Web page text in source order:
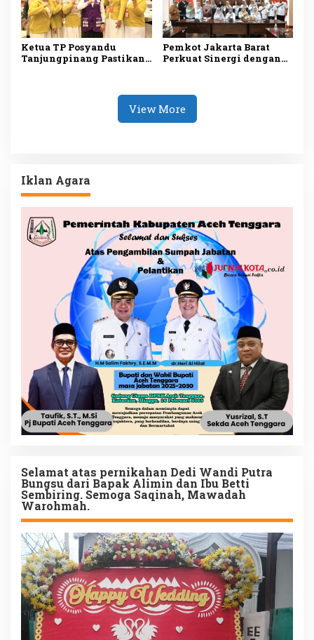
Ketua TP Posyandu
Tanjungpinang Pastikan
Penguatan Posyandu
Pemkot Jakarta Barat
Perkuat Sinergi dengan
Layanan Kesehatan
View More
Iklan Agara
Selamat atas pernikahan Dedi Wandi Putra
Bungsu dari Bapak Alimin dan Ibu Betti
Sembiring. Semoga Saqinah, Mawadah
Warohmah.